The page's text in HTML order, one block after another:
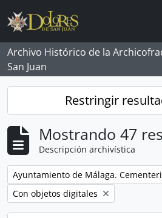
Skip to main content
Archivo Histórico de la
San Juan
Restringir
Mostrando 47
Descripción archivística
Remove filter:
Ayuntamiento de Málaga.
Remove filter:
Con objetos digitales